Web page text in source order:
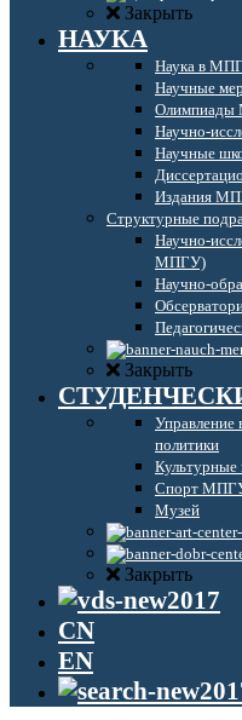
Закрыть
НАУКА
Наука в
Научные
Научно-
Научные
Издания
Структурные
Научно-
МПГУ)
Научно-
Закрыть
Управление
политики
Спорт
Музей
Закрыть
CN
EN